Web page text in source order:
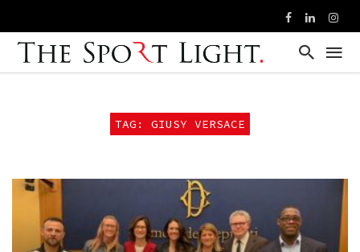
TAG: GIUSY VERSACE